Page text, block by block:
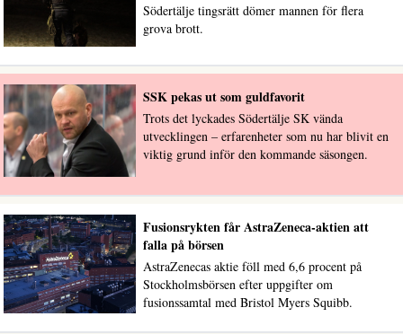
Södertälje tingsrätt dömer mannen för flera
grova brott.
SSK pekas ut som guldfavorit
Trots det lyckades Södertälje SK vända
utvecklingen – erfarenheter som nu har blivit en
viktig grund inför den kommande säsongen.
Fusionsrykten får AstraZeneca-aktien att
falla på börsen
AstraZenecas aktie föll med 6,6 procent på
Stockholmsbörsen efter uppgifter om
fusionssamtal med Bristol Myers Squibb.